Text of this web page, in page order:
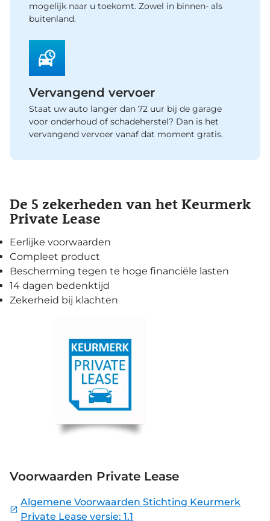
mogelijk naar u toekomt. Zowel in binnen- als
buitenland.
Vervangend vervoer
Staat uw auto langer dan 72 uur bij de garage
voor onderhoud of schadeherstel? Dan is het
vervangend vervoer vanaf dat moment gratis.
De 5 zekerheden van het Keurmerk
Private Lease
Eerlijke voorwaarden
Compleet product
Bescherming tegen te hoge financiële lasten
14 dagen bedenktijd
Zekerheid bij klachten
Voorwaarden Private Lease
Algemene Voorwaarden Stichting Keurmerk
Private Lease versie: 1.1